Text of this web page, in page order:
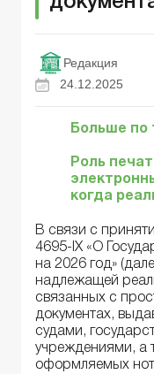
Редакция
24.12.2025
Больше по
Роль
когда
В связи с
4695-IX «О
на 2026 год»
надлежащей
связанных с
документах,
судами,
учреждениями, а
оформляемых